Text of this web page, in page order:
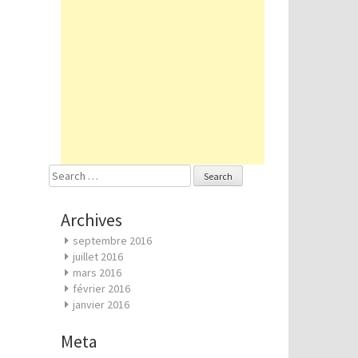
Search
Archives
septembre 2016
juillet 2016
mars 2016
février 2016
janvier 2016
Meta